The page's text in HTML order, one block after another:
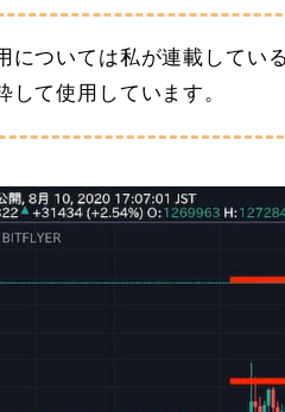
については私が連載してい
して使用しています。